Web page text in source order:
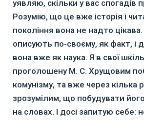
уявляю, скільки у вас спогадів
Розумію, що це вже історія і
покоління вона не надто цікава.
описують по-своєму, як факт, і
вона вже як наука. Я в свої
проголошену М. С. Хрущовим
комунізму, та вже через кілька
зрозумілим, що побудувати
на словах. І досі запитую себе: